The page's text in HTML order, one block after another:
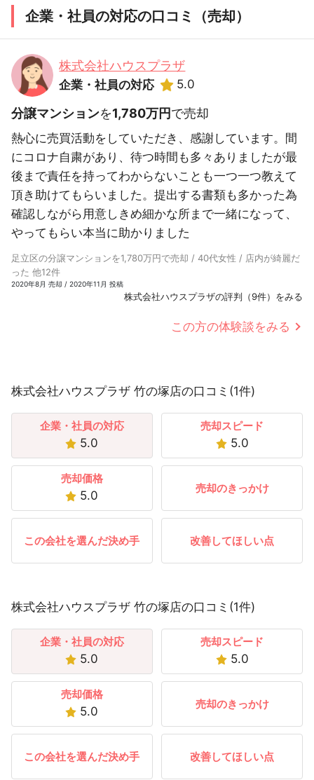
企業・社員の対応の口コミ（売却）
株式会社ハウスプラザ
企業・社員の対応 5.0
分譲マンションを1,780万円で売却
熱心に売買活動をしていただき、感謝しています。間
にコロナ自粛があり、待つ時間も多々ありましたが最
後まで責任を持ってわからないことも一つ一つ教えて
頂き助けてもらいました。提出する書類も多かった為
確認しながら用意しきめ細かな所まで一緒になって、
やってもらい本当に助かりました
足立区の分譲マンションを1,780万円で売却 / 40代女性 / 店内が綺麗だ
った 他12件
2020年8月 売却 / 2020年11月 投稿
株式会社ハウスプラザの評判（9件）をみる
この方の体験談をみる
株式会社ハウスプラザ 竹の塚店の口コミ(1件)
企業・社員の対応
5.0
売却スピード
5.0
売却価格
5.0
売却のきっかけ
この会社を選んだ決め手 改善してほしい点
株式会社ハウスプラザ 竹の塚店の口コミ(1件)
企業・社員の対応
5.0
売却スピード
5.0
売却価格
5.0
売却のきっかけ
この会社を選んだ決め手 改善してほしい点